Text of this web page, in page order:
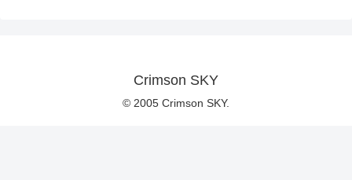
Crimson SKY
© 2005 Crimson SKY.